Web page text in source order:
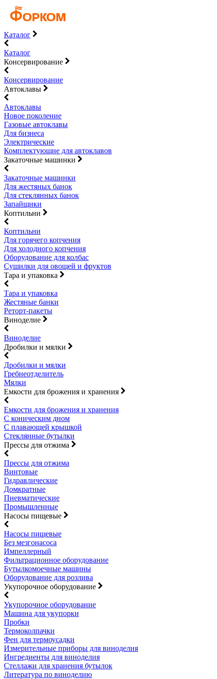
Каталог
Каталог
Консервирование
Консервирование
Автоклавы
Автоклавы
Новое поколение
Газовые автоклавы
Для бизнеса
Электрические
Комплектующие для автоклавов
Закаточные машинки
Закаточные машинки
Для жестяных банок
Для стеклянных банок
Запайщики
Коптильни
Коптильни
Для горячего копчения
Для холодного копчения
Оборудование для колбас
Сушилки для овощей и фруктов
Тара и упаковка
Тара и упаковка
Жестяные банки
Реторт-пакеты
Виноделие
Виноделие
Дробилки и мялки
Дробилки и мялки
Гребнеотделитель
Мялки
Емкости для брожения и хранения
Емкости для брожения и хранения
С коническим дном
С плавающей крышкой
Стеклянные бутылки
Прессы для отжима
Прессы для отжима
Винтовые
Гидравлические
Домкратные
Пневматические
Промышленные
Насосы пищевые
Насосы пищевые
Без мезгонасоса
Импеллерный
Фильтрационное оборудование
Бутылкомоечные машины
Оборудование для розлива
Укупорочное оборудование
Укупорочное оборудование
Машина для укупорки
Пробки
Термоколпачки
Фен для термоусадки
Измерительные приборы для виноделия
Ингредиенты для виноделия
Стеллажи для хранения бутылок
Литература по виноделию